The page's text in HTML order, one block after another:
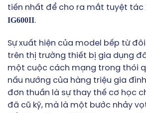
tiến nhất để cho ra mắt tuyệt tác
IG600II.
Sự xuất hiện của model bếp từ
trên thị trường thiết bị gia dụng
một cuộc cách mạng trong thói
nấu nướng của hàng triệu gia
đơn thuần là sự thay thế cơ học
đã cũ kỹ, mà là một bước nhảy